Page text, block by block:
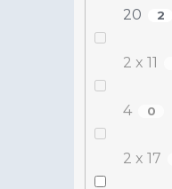
20 2
2 x 11
4 0
2 x 17